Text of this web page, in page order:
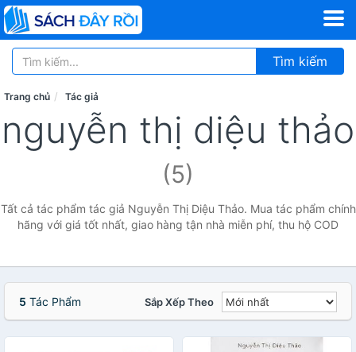
Tìm kiếm
Trang chủ Tác giả
nguyễn thị diệu thảo
(5)
Tất cả tác phẩm tác giả Nguyễn Thị Diệu Thảo. Mua tác phẩm chính
hãng với giá tốt nhất, giao hàng tận nhà miễn phí, thu hộ COD
5 Tác Phẩm Sắp Xếp Theo